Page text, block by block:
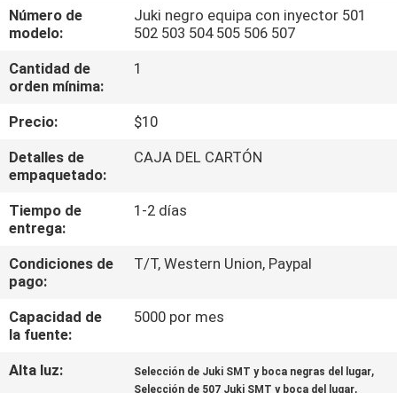
VISITA
A
LA
CONTROL
CALIDAD
CONTACTA
CON
NOSOTROS
Número de
modelo:
Juki negro equipa con inyector 501
502 503 504 505 506 507
Cantidad de
orden mínima:
1
Precio:
$10
Detalles de
empaquetado:
CAJA DEL CARTÓN
Tiempo de
entrega:
1-2 días
Condiciones de
pago:
T/T, Western Union, Paypal
Capacidad de
la fuente:
5000 por mes
Alta luz: Selección de Juki SMT y boca negras del lugar,
Selección de 507 Juki SMT y boca del lugar,